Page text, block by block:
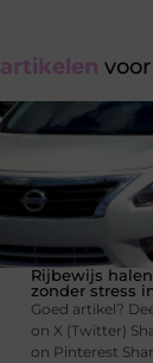
artikelen
Rijbewijs
zonder stress
Goed artikel?
on X (Twitter)
on Pinterest